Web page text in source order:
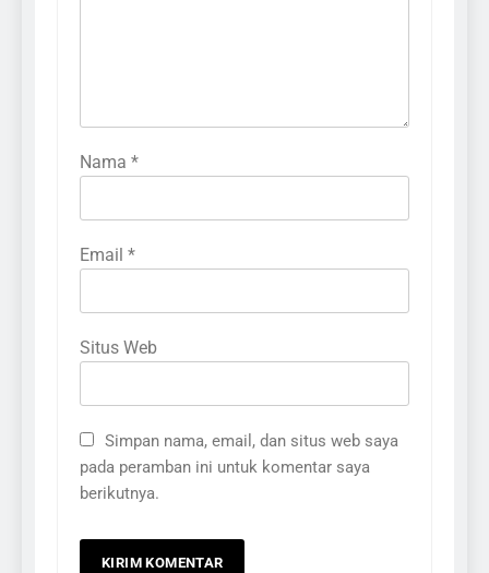
Nama *
Email *
Situs Web
Simpan nama, email, dan situs web saya
pada peramban ini untuk komentar saya
berikutnya.